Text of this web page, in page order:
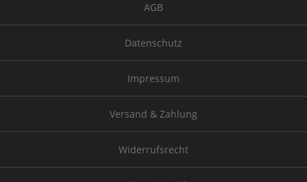
AGB
Datenschutz
Impressum
Versand & Zahlung
Widerrufsrecht